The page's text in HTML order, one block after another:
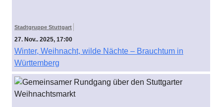
Stadtgruppe Stuttgart
27. Nov.. 2025, 17:00
Winter, Weihnacht, wilde Nächte – Brauchtum in
Württemberg